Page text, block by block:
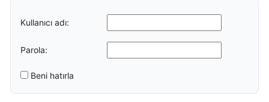
Kullanıcı adı:
Parola:
Beni hatırla